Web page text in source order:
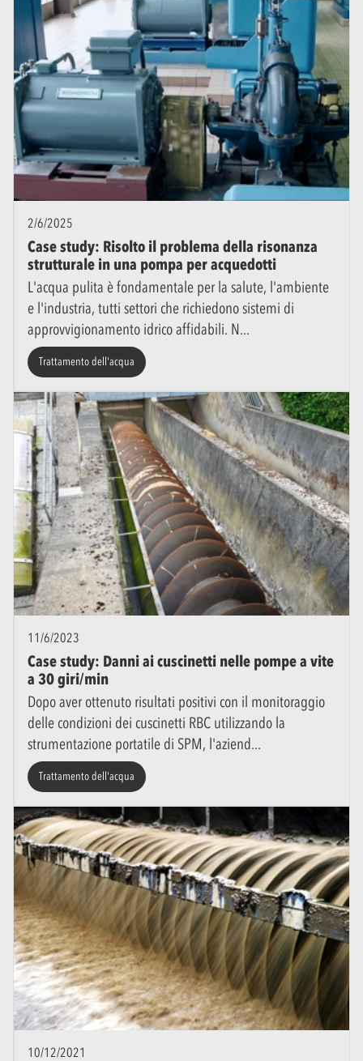
2/6/2025
Case study: Risolto il problema della risonanza
strutturale in una pompa per acquedotti
L'acqua pulita è fondamentale per la salute, l'ambiente
e l'industria, tutti settori che richiedono sistemi di
approvvigionamento idrico affidabili. N
Trattamento dell'acqua
11/6/2023
Case study: Danni ai cuscinetti nelle pompe a vite
a 30 giri/min
Dopo aver ottenuto risultati positivi con il monitoraggio
delle condizioni dei cuscinetti RBC utilizzando la
strumentazione portatile di SPM, l'aziend
Trattamento dell'acqua
10/12/2021